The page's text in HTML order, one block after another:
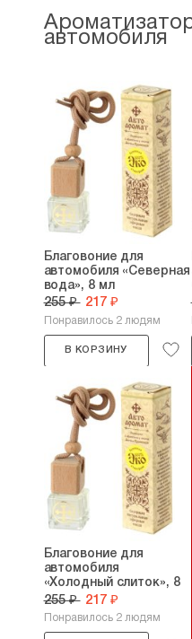
автомобиля
Благовоние для
автомобиля «Северная
вода», 8 мл
255 ₽ 217 ₽
Понравилось 2 людям
В КОРЗИНУ
Благовоние для
автомобиля
«Холодный слиток», 8
мл
255 ₽ 217 ₽
Понравилось 2 людям